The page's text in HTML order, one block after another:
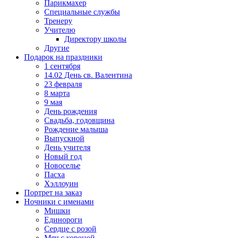
Парикмахер
Специальные службы
Тренеру
Учителю
Директору школы
Другие
Подарок на праздники
1 сентября
14.02 День св. Валентина
23 февраля
8 марта
9 мая
День рождения
Свадьба, годовщина
Рождение малыша
Выпускной
День учителя
Новый год
Новоселье
Пасха
Хэллоуин
Портрет на заказ
Ночники с именами
Мишки
Единороги
Сердце с розой